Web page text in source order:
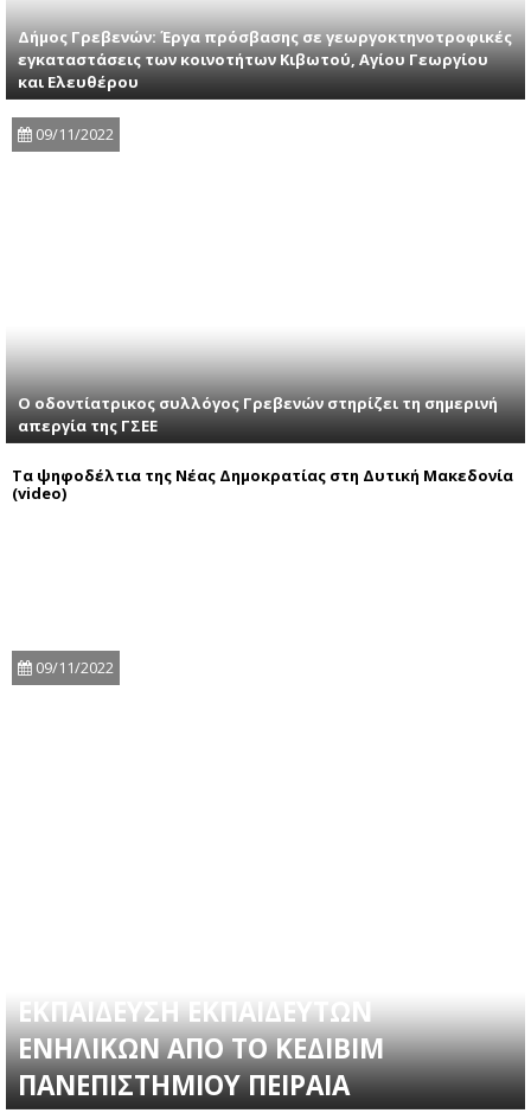
Δήμος Γρεβενών: Έργα πρόσβασης σε γεωργοκτηνοτροφικές
εγκαταστάσεις των κοινοτήτων Κιβωτού, Αγίου Γεωργίου
και Ελευθέρου
09/11/2022
Ο οδοντίατρικος συλλόγος Γρεβενών στηρίζει τη σημερινή
απεργία της ΓΣΕΕ
Τα ψηφοδέλτια της Νέας Δημοκρατίας στη Δυτική Μακεδονία
(video)
09/11/2022
ΕΚΠΑΙΔΕΥΣΗ ΕΚΠΑΙΔΕΥΤΩΝ
ΕΝΗΛΙΚΩΝ ΑΠΟ ΤΟ ΚΕΔΙΒΙΜ
ΠΑΝΕΠΙΣΤΗΜΙΟΥ ΠΕΙΡΑΙΑ